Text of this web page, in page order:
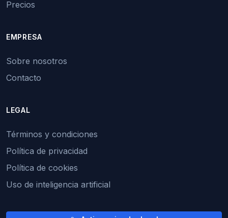
Precios
EMPRESA
Sobre nosotros
Contacto
LEGAL
Términos y condiciones
Política de privacidad
Política de cookies
Uso de inteligencia artificial